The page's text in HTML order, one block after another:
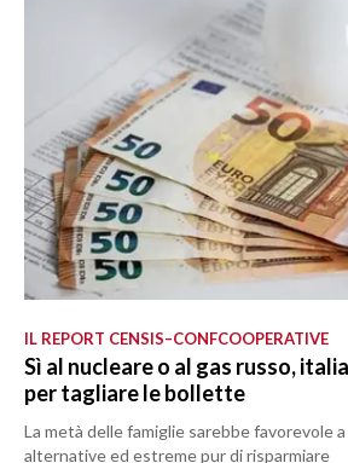
IL REPORT CENSIS–CONFCOOPERATIVE
Sì al nucleare o al gas russo,
per tagliare le bollette
La metà delle famiglie sarebbe favorevole
alternative ed estreme pur di risparmiare